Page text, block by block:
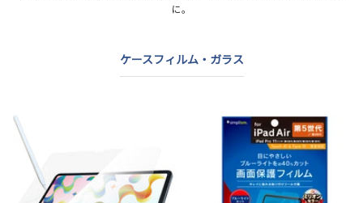
に。
ケースフィルム・ガラス